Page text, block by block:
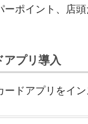
ーポイント、店
プリ導入
ードアプリをイ